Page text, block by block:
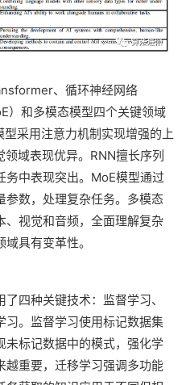
、循环神经网络
）和多模态模型四个关键领域
采用注意力机制实现增强的上
域表现优异。RNN擅长序列
务中表现突出。MoE模型通过
参数，处理复杂任务。多模态
、视觉和音频，全面理解复杂
具有变革性。
四种关键技术：监督学习、
习。监督学习使用标记数据集
未标记数据中的模式，强化学
越重要，迁移学习强调多功能